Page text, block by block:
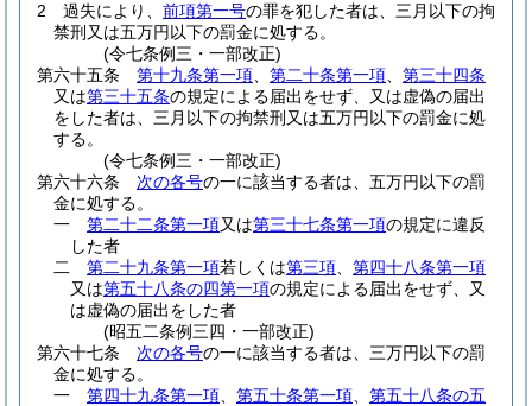
2
過失により、 前項第一号の罪を犯した者は、三月以下の拘
禁刑又は五万円以下の罰金に処する。
(令七条例三・一部改正)
第六十五条
第十九条第一項 第二十条第一項
第三十四条
又は第三十五条の規定による届出をせず、又は虚偽の届出
をした者は、三月以下の拘禁刑又は五万円以下の罰金に処
する。
(令七条例三・一部改正)
第六十六条
次の各号の一に該当する者は、五万円以下の罰
金に処する。
一
第二十二条第一項又は第三十七条第一項の規定に違反
した者
二
第二十九条第一項若しくは第三項
第四十八条第一項
又は第五十八条の四第一項の規定による届出をせず、又
は虚偽の届出をした者
(昭五二条例三四・一部改正)
第六十七条
次の各号の一に該当する者は、三万円以下の罰
金に処する。
一
第四十九条第一項 第五十条第一項
第五十八条の五